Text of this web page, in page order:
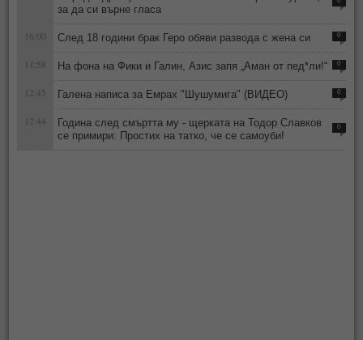
за да си върне гласа
16:00 След 18 години брак Геро обяви развода с жена си 0
11:58 На фона на Фики и Галин, Азис запя „Аман от пед*ли!“ 0
12:45 Галена написа за Емрах "Шушумига" (ВИДЕО) 0
12:44
Година след смъртта му - щерката на Тодор Славков
се примири: Простих на татко, че се самоуби!
0